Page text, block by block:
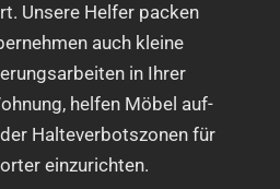
Unsere Helfer packen
auch kleine
in Ihrer
helfen Möbel auf-
Halteverbotszonen für
einzurichten.